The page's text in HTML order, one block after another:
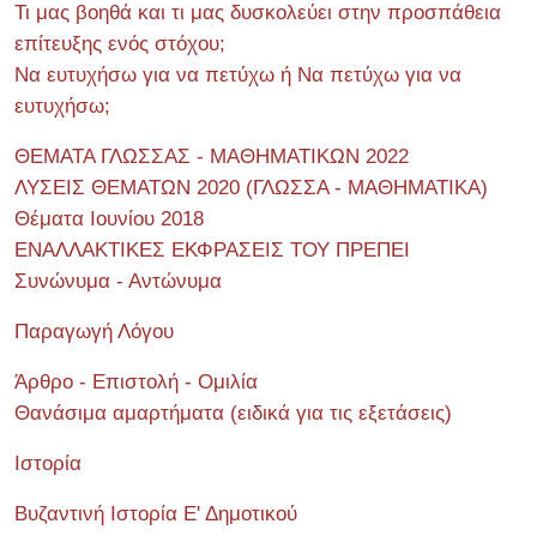
Τι μας βοηθά και τι μας δυσκολεύει στην προσπάθεια
επίτευξης ενός στόχου;
Να ευτυχήσω για να πετύχω ή Να πετύχω για να
ευτυχήσω;
ΘΕΜΑΤΑ ΓΛΩΣΣΑΣ - ΜΑΘΗΜΑΤΙΚΩΝ 2022
ΛΥΣΕΙΣ ΘΕΜΑΤΩΝ 2020 (ΓΛΩΣΣΑ - ΜΑΘΗΜΑΤΙΚΑ)
Θέματα Ιουνίου 2018
ΕΝΑΛΛΑΚΤΙΚΕΣ ΕΚΦΡΑΣΕΙΣ ΤΟΥ ΠΡΕΠΕΙ
Συνώνυμα - Αντώνυμα
Παραγωγή Λόγου
Άρθρο - Επιστολή - Ομιλία
Θανάσιμα αμαρτήματα (ειδικά για τις εξετάσεις)
Ιστορία
Βυζαντινή Ιστορία Ε' Δημοτικού